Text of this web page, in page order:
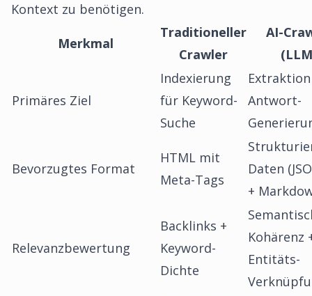
Kontext zu benötigen.
Merkmal
Traditioneller
Crawler
AI-
Primäres Ziel
Indexierung
für Keyword-
Suche
Antwort-
Bevorzugtes Format
HTML mit
Meta-Tags
Daten
+
Relevanzbewertung
Backlinks +
Keyword-
Dichte
Kohärenz
Entitäts-